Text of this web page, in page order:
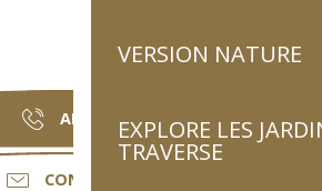
VERSION NATURE
EXPLORE LES
TRAVERSE
APPELER
CONTACTER